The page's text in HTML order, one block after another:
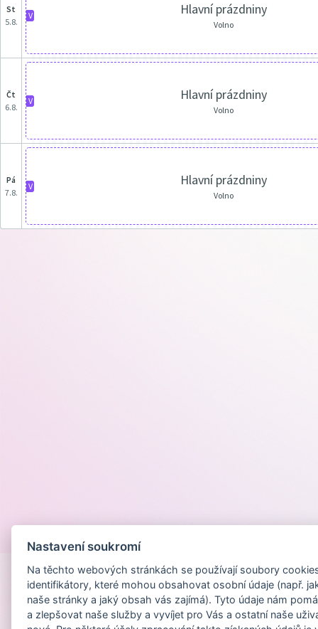
st
5.8.
V Hlavní prázdniny
Volno
čt
6.8.
V Hlavní prázdniny
Volno
pá
7.8.
V Hlavní prázdniny
Volno
Nastavení soukromí
Na těchto webových stránkách se používají soubory
identifikátory, které mohou obsahovat osobní údaje (např.
naše stránky a jaký obsah vás zajímá). Tyto údaje nám
a zlepšovat naše služby a vyvíjet pro Vás a ostatní naše